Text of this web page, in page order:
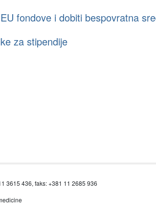
fondove i dobiti bespovratna
za stipendije
3615 436, faks: +381 11 2685 936